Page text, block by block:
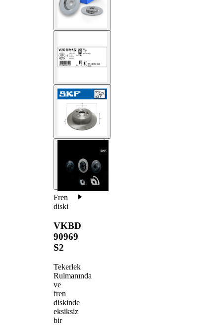
Fren
diski
VKBD
90969
S2
Tekerlek
Rulmanında
ve
fren
diskinde
eksiksiz
bir